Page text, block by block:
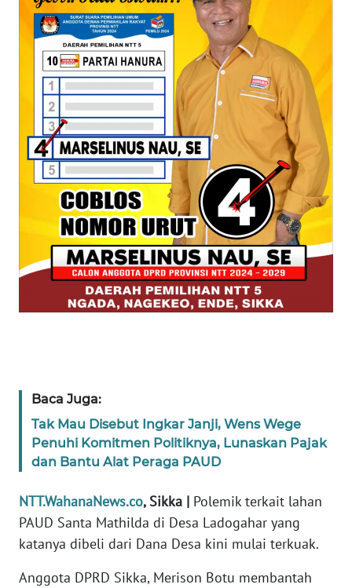
Baca Juga:
Tak Mau Disebut Ingkar Janji, Wens Wege
Penuhi Komitmen Politiknya, Lunaskan Pajak
dan Bantu Alat Peraga PAUD
NTT.WahanaNews.co, Sikka | Polemik terkait lahan
PAUD Santa Mathilda di Desa Ladogahar yang
katanya dibeli dari Dana Desa kini mulai terkuak.
Anggota DPRD Sikka, Merison Botu membantah
MEDIA
SIBER
REDAKSI
KARIR
DISCLAIMER
WN
SUMUT
JABAR
BANTEN
WN
NTT
WN